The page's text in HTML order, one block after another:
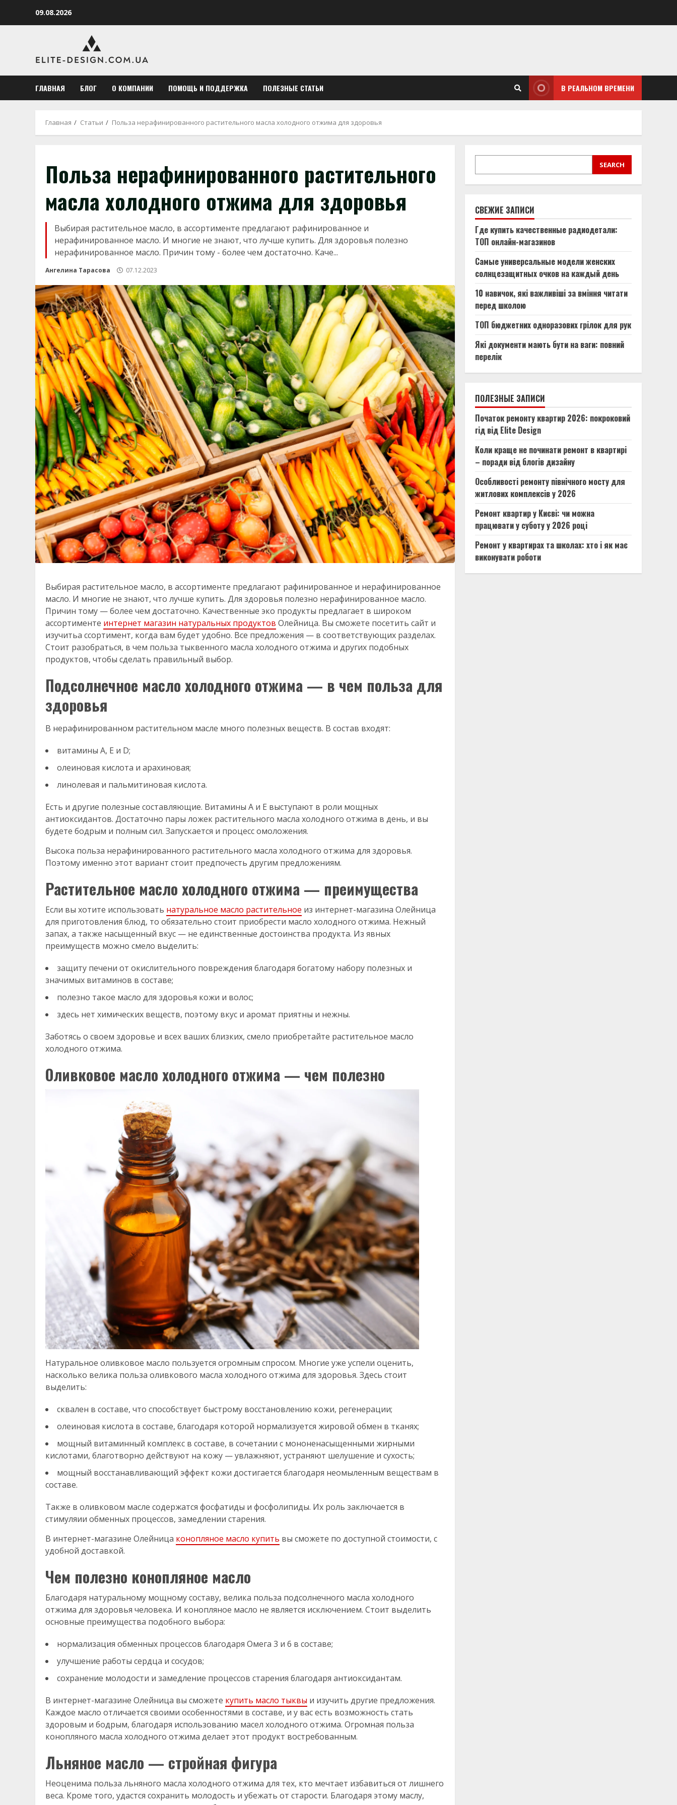
09.08.2026
ГЛАВНАЯ БЛОГ О КОМПАНИИ ПОМОЩЬ И ПОДДЕРЖКА ПОЛЕЗНЫЕ СТАТЬИ В РЕАЛЬНОМ ВРЕМЕНИ
Главная Статьи Польза нерафинированного растительного масла холодного отжима для здоровья
Польза нерафинированного растительного
масла холодного отжима для здоровья
Выбирая растительное масло, в ассортименте предлагают рафинированное и
нерафинированное масло. И многие не знают, что лучше купить. Для здоровья полезно
нерафинированное масло. Причин тому - более чем достаточно. Каче...
Ангелина Тарасова 07.12.2023
Выбирая растительное масло, в ассортименте предлагают рафинированное и нерафинированное
масло. И многие не знают, что лучше купить. Для здоровья полезно нерафинированное масло.
Причин тому — более чем достаточно. Качественные эко продукты предлагает в широком
ассортименте интернет магазин натуральных продуктов Олейница. Вы сможете посетить сайт и
изучитьа ссортимент, когда вам будет удобно. Все предложения — в соответствующих разделах.
Стоит разобраться, в чем польза тыквенного масла холодного отжима и других подобных
продуктов, чтобы сделать правильный выбор.
Подсолнечное масло холодного отжима — в чем польза для
здоровья
В нерафинированном растительном масле много полезных веществ. В состав входят:
витамины А, Е и D;
олеиновая кислота и арахиновая;
линолевая и пальмитиновая кислота.
Есть и другие полезные составляющие. Витамины А и Е выступают в роли мощных
антиоксидантов. Достаточно пары ложек растительного масла холодного отжима в день, и вы
будете бодрым и полным сил. Запускается и процесс омоложения.
Высока польза нерафинированного растительного масла холодного отжима для здоровья.
Поэтому именно этот вариант стоит предпочесть другим предложениям.
Растительное масло холодного отжима — преимущества
Если вы хотите использовать натуральное масло растительное из интернет-магазина Олейница
для приготовления блюд, то обязательно стоит приобрести масло холодного отжима. Нежный
запах, а также насыщенный вкус — не единственные достоинства продукта. Из явных
преимуществ можно смело выделить:
защиту печени от окислительного повреждения благодаря богатому набору полезных и
значимых витаминов в составе;
полезно такое масло для здоровья кожи и волос;
здесь нет химических веществ, поэтому вкус и аромат приятны и нежны.
Заботясь о своем здоровье и всех ваших близких, смело приобретайте растительное масло
холодного отжима.
Оливковое масло холодного отжима — чем полезно
Натуральное оливковое масло пользуется огромным спросом. Многие уже успели оценить,
насколько велика польза оливкового масла холодного отжима для здоровья. Здесь стоит
выделить:
сквален в составе, что способствует быстрому восстановлению кожи, регенерации;
олеиновая кислота в составе, благодаря которой нормализуется жировой обмен в тканях;
мощный витаминный комплекс в составе, в сочетании с мононенасыщенными жирными
кислотами, благотворно действуют на кожу — увлажняют, устраняют шелушение и сухость;
мощный восстанавливающий эффект кожи достигается благодаря неомыленным веществам в
составе.
Также в оливковом масле содержатся фосфатиды и фосфолипиды. Их роль заключается в
стимуляии обменных процессов, замедлении старения.
В интернет-магазине Олейница конопляное масло купить вы сможете по доступной стоимости, с
удобной доставкой.
Чем полезно конопляное масло
Благодаря натуральному мощному составу, велика польза подсолнечного масла холодного
отжима для здоровья человека. И конопляное масло не является исключением. Стоит выделить
основные преимущества подобного выбора:
нормализация обменных процессов благодаря Омега 3 и 6 в составе;
улучшение работы сердца и сосудов;
сохранение молодости и замедление процессов старения благодаря антиоксидантам.
В интернет-магазине Олейница вы сможете купить масло тыквы и изучить другие предложения.
Каждое масло отличается своими особенностями в составе, и у вас есть возможность стать
здоровым и бодрым, благодаря использованию масел холодного отжима. Огромная польза
конопляного масла холодного отжима делает этот продукт востребованным.
Льняное масло — стройная фигура
Неоценима польза льняного масла холодного отжима для тех, кто мечтает избавиться от лишнего
веса. Кроме того, удастся сохранить молодость и убежать от старости. Благодаря этому маслу,
SEARCH SEARCH
СВЕЖИЕ ЗАПИСИ
Где купить качественные радиодетали:
ТОП онлайн-магазинов
Самые универсальные модели женских
солнцезащитных очков на каждый день
10 навичок, які важливіші за вміння читати
перед школою
ТОП бюджетних одноразових грілок для рук
Які документи мають бути на ваги: повний
перелік
ПОЛЕЗНЫЕ ЗАПИСИ
Початок ремонту квартир 2026: покроковий
гід від Elite Design
Коли краще не починати ремонт в квартирі
– поради від блогів дизайну
Особливості ремонту північного мосту для
житлових комплексів у 2026
Ремонт квартир у Києві: чи можна
працювати у суботу у 2026 році
Ремонт у квартирах та школах: хто і як має
виконувати роботи